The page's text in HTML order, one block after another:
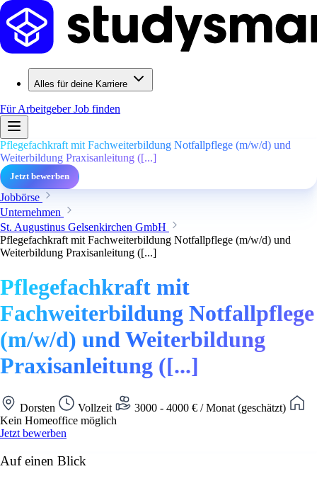
Alles für deine Karriere
Für ArbeitgeberJob finden
Pflegefachkraft mit Fachweiterbildung Notfallpflege (m/w/d) und
Weiterbildung Praxisanleitung ([...]
Jetzt bewerben
Jobbörse
Unternehmen
St. Augustinus Gelsenkirchen GmbH
Pflegefachkraft mit Fachweiterbildung Notfallpflege (m/w/d) und
Weiterbildung Praxisanleitung ([...]
Pflegefachkraft mit
Fachweiterbildung Notfallpflege
(m/w/d) und Weiterbildung
Praxisanleitung ([...]
Dorsten Vollzeit
3000 - 4000 € / Monat (geschätzt)
Kein Homeoffice möglich
Jetzt bewerben
Auf einen Blick